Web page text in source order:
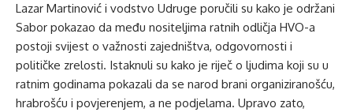
Lazar Martinović i vodstvo Udruge poručili su kako je održani
Sabor pokazao da među nositeljima ratnih odličja HVO-a
postoji svijest o važnosti zajedništva, odgovornosti i
političke zrelosti. Istaknuli su kako je riječ o ljudima koji su u
ratnim godinama pokazali da se narod brani organiziranošću,
hrabrošću i povjerenjem, a ne podjelama. Upravo zato,